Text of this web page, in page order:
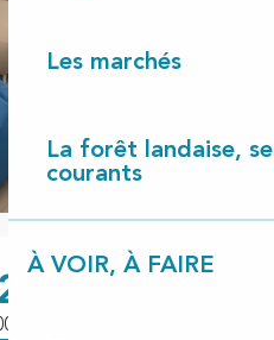
Les marchés
La forêt landaise,
courants
À VOIR, À FAIRE
2
à 11:00